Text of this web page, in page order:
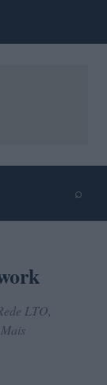
⌕
LTO,